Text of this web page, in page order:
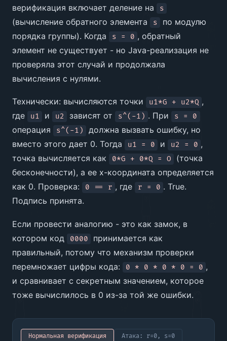
верификация включает деление на
s
(вычисление обратного элемента s
по модулю
порядка группы). Когда
s = 0 , обратный
элемент не существует - но Java-реализация не
проверяла этот случай и продолжала
вычисления с нулями.
Технически: вычисляются точки u1*G + u2*Q ,
где
u1 и u2 зависят от s^(-1) . При s = 0
операция s^(-1)
должна вызвать ошибку, но
вместо этого дает 0. Тогда
u1 = 0 и u2 = 0 ,
точка вычисляется как
0*G + 0*Q = O
(точка
бесконечности), а ее x-координата определяется
как 0. Проверка:
0 == r , где r = 0 . True.
Подпись принята.
Если провести аналогию - это как замок, в
котором код
0000
принимается как
правильный, потому что механизм проверки
перемножает цифры кода:
0 * 0 * 0 * 0 = 0 ,
и сравнивает с секретным значением, которое
тоже вычислилось в 0 из-за той же ошибки.
Нормальная верификация
Атака: r=0, s=0